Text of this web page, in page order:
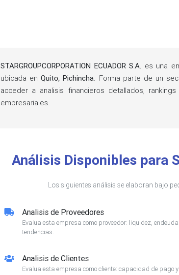
STARGROUPCORPORATION ECUADOR S.A. es una
ubicada enQuito, Pichincha. Forma parte de un
acceder a analisis financieros detallados,
empresariales.
Análisis Disponibles para
Los siguientes análisis se elaboran bajo
Analisis de Proveedores
Evalua esta empresa como proveedor: liquidez,
tendencias.
Analisis de Clientes
Evalua esta empresa como cliente: capacidad de pago y